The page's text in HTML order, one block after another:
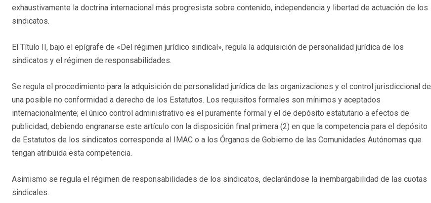
exhaustivamente la doctrina internacional más progresista sobre contenido, independencia y libertad de actuación de los
sindicatos.
El Título II, bajo el epígrafe de «Del régimen jurídico sindical», regula la adquisición de personalidad jurídica de los
sindicatos y el régimen de responsabilidades.
Se regula el procedimiento para la adquisición de personalidad jurídica de las organizaciones y el control jurisdiccional de
una posible no conformidad a derecho de los Estatutos. Los requisitos formales son mínimos y aceptados
internacionalmente; el único control administrativo es el puramente formal y el de depósito estatutario a efectos de
publicidad, debiendo engranarse este artículo con la disposición final primera (2) en que la competencia para el depósito
de Estatutos de los sindicatos corresponde al IMAC o a los Órganos de Gobierno de las Comunidades Autónomas que
tengan atribuida esta competencia.
Asimismo se regula el régimen de responsabilidades de los sindicatos, declarándose la inembargabilidad de las cuotas
sindicales.